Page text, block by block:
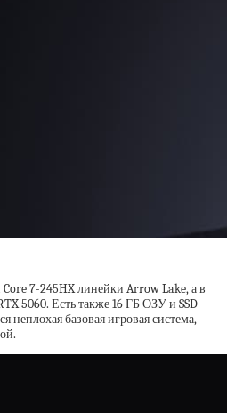
7-245HX линейки Arrow Lake, а в
5060. Есть также 16 ГБ ОЗУ и SSD
неплохая базовая игровая система,